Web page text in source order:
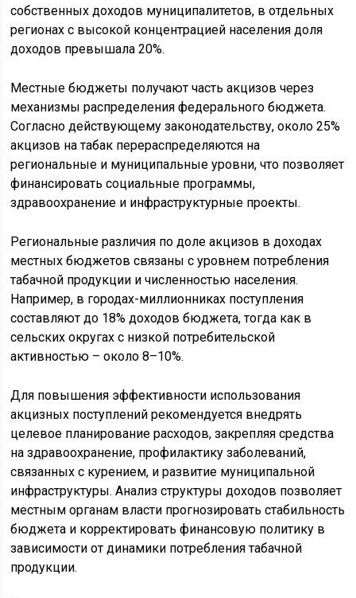
собственных доходов муниципалитетов, в отдельных
регионах с высокой концентрацией населения доля
доходов превышала 20%.
Местные бюджеты получают часть акцизов через
механизмы распределения федерального бюджета.
Согласно действующему законодательству, около 25%
акцизов на табак перераспределяются на
региональные и муниципальные уровни, что позволяет
финансировать социальные программы,
здравоохранение и инфраструктурные проекты.
Региональные различия по доле акцизов в доходах
местных бюджетов связаны с уровнем потребления
табачной продукции и численностью населения.
Например, в городах-миллионниках поступления
составляют до 18% доходов бюджета, тогда как в
сельских округах с низкой потребительской
активностью – около 8–10%.
Для повышения эффективности использования
акцизных поступлений рекомендуется внедрять
целевое планирование расходов, закрепляя средства
на здравоохранение, профилактику заболеваний,
связанных с курением, и развитие муниципальной
инфраструктуры. Анализ структуры доходов позволяет
местным органам власти прогнозировать стабильность
бюджета и корректировать финансовую политику в
зависимости от динамики потребления табачной
продукции.